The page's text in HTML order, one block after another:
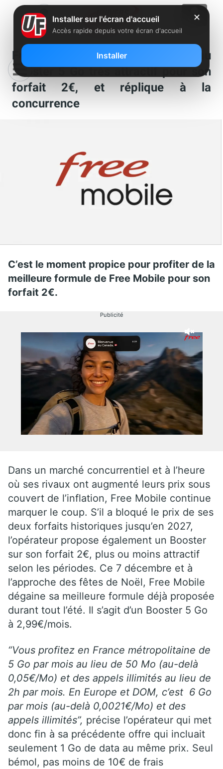
Free Mobile lance un nouveau
booster 5 Go très attractif pour son
forfait 2€, et réplique à la
concurrence
C’est le moment propice pour profiter de la
meilleure formule de Free Mobile pour son
forfait 2€.
Publicité
Dans un marché concurrentiel et à l’heure
où ses rivaux ont augmenté leurs prix sous
couvert de l’inflation, Free Mobile continue
marquer le coup. S’il a bloqué le prix de ses
deux forfaits historiques jusqu’en 2027,
l’opérateur propose également un Booster
sur son forfait 2€, plus ou moins attractif
selon les périodes. Ce 7 décembre et à
l’approche des fêtes de Noël, Free Mobile
dégaine sa meilleure formule déjà proposée
durant tout l’été. Il s’agit d’un Booster 5 Go
à 2,99€/mois.
“Vous profitez en France métropolitaine de
5 Go par mois au lieu de 50 Mo (au-delà
0,05€/Mo) et des appels illimités au lieu de
2h par mois. En Europe et DOM, c’est 6 Go
par mois (au-delà 0,0021€/Mo) et des
appels illimités”, précise l’opérateur qui met
donc fin à sa précédente offre qui incluait
seulement 1 Go de data au même prix. Seul
bémol, pas moins de 10€ de frais
✕
Installer sur l'écran d'accueil
Accès rapide depuis votre écran d'accueil
Installer